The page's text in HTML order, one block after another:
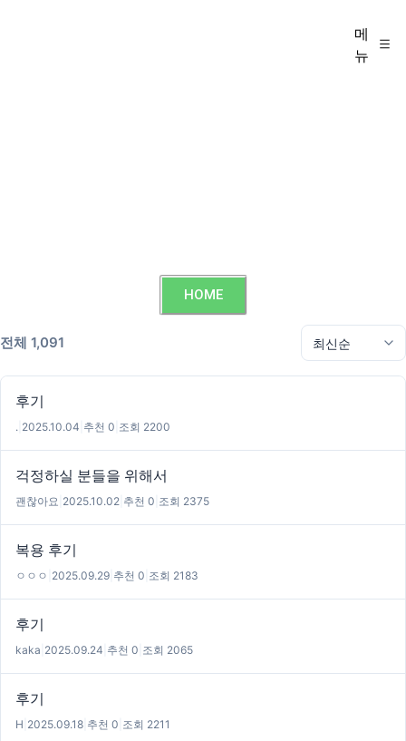
메
뉴
HOME
전체 1,091
후기
. 2025.10.04 추천 0 조회 2200
걱정하실 분들을 위해서
괜찮아요 2025.10.02 추천 0 조회 2375
복용 후기
ㅇㅇㅇ 2025.09.29 추천 0 조회 2183
후기
kaka 2025.09.24 추천 0 조회 2065
후기
H 2025.09.18 추천 0 조회 2211